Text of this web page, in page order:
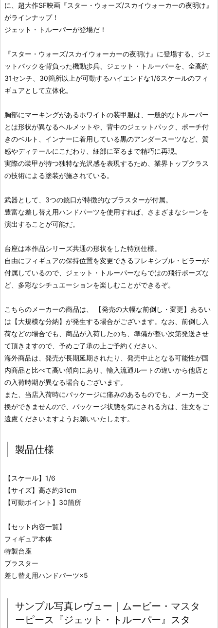
に、超大作SF映画『スター・ウォーズ/スカイウォーカーの夜明け』
がラインナップ！
ジェット・トルーパーが登場だ！
『スター・ウォーズ/スカイウォーカーの夜明け』に登場する、ジェ
ットパックを背負った機動歩兵、ジェット・トルーパーを、全高約
31センチ、30箇所以上が可動するハイエンドな1/6スケールのフィ
ギュアとして立体化。
胸部にマーキングがあるホワイトの装甲服は、一般的なトルーパー
とは形状が異なるヘルメットや、背中のジェットパック、ポーチ付
きのベルト、インナーに着用している黒のアンダースーツなど、質
感やディテールにこだわり、細部に至るまで精巧に再現。
実際の装甲が持つ独特な光沢感を表現するため、業界トップクラス
の技術による塗装が施されている。
武器として、3つの銃口が特徴的なブラスターが付属。
豊富な差し替え用ハンドパーツを使用すれば、さまざまなシーンを
演出することが可能だ。
台座は本作品シリーズ共通の形状をした特別仕様。
自由にフィギュアの保持位置を変更できるフレキシブル・ピラーが
付属しているので、ジェット・トルーパーならではの飛行ポーズな
ど、多彩なシチュエーションを楽しむことができるぞ。
こちらのメーカーの商品は、 【発売の大幅な前倒し・変更】あるい
は【大規模な分納】が発生する場合がございます。なお、前倒し入
荷などの場合でも、商品が入荷したのち、準備が整い次第発送させ
て頂きますので、予めご了承の上ご予約ください。
海外商品は、発売が長期延期されたり、発売中止となる可能性が国
内商品と比べて高い傾向にあり、輸入流通ルートの違いから他店と
の入荷時期が異なる場合もございます。
また、当店入荷時にパッケージに痛みのあるものでも、メーカー交
換ができませんので、パッケージ状態を気にされる方は、注文をご
遠慮くださいますようお願いいたします。
製品仕様
【スケール】1/6
【サイズ】高さ約31cm
【可動ポイント】30箇所
【セット内容一覧】
フィギュア本体
特製台座
ブラスター
差し替え用ハンドパーツ×5
サンプル写真レヴュー｜ムービー・マスタ
ーピース『ジェット・トルーパー』スタ